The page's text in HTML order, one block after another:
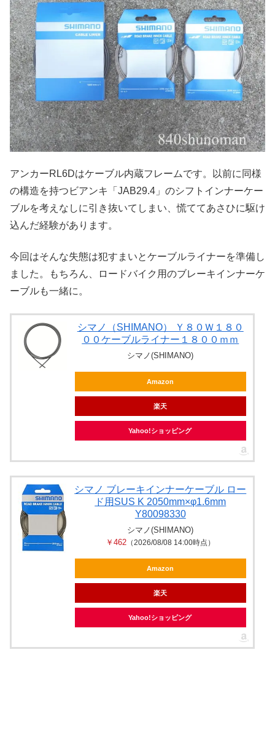
アンカーRL6Dはケーブル内蔵フレームです。以前に同様
の構造を持つビアンキ「JAB29.4」のシフトインナーケー
ブルを考えなしに引き抜いてしまい、慌ててあさひに駆け
込んだ経験があります。
今回はそんな失態は犯すまいとケーブルライナーを準備し
ました。もちろん、ロードバイク用のブレーキインナーケ
ーブルも一緒に。
シマノ（SHIMANO） Ｙ８０Ｗ１８０
００ケーブルライナー１８００ｍｍ
シマノ(SHIMANO)
Amazon
楽天
Yahoo!ショッピング
シマノ ブレーキインナーケーブル ロー
ド用SUS K 2050mm×φ1.6mm
Y80098330
シマノ(SHIMANO)
￥462 （2026/08/08 14:00時点）
Amazon
楽天
Yahoo!ショッピング